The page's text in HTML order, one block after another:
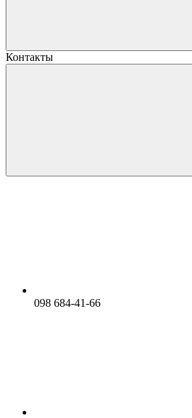
Контакты
098 684-41-66